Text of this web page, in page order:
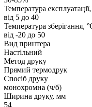
Температура
від 5 до 40
Температура зберігання,
від -20 до 50
Вид принтера
Настільний
Метод друку
Прямий термодрук
Спосіб друку
монохромна (ч/б)
Ширина друку, мм
54